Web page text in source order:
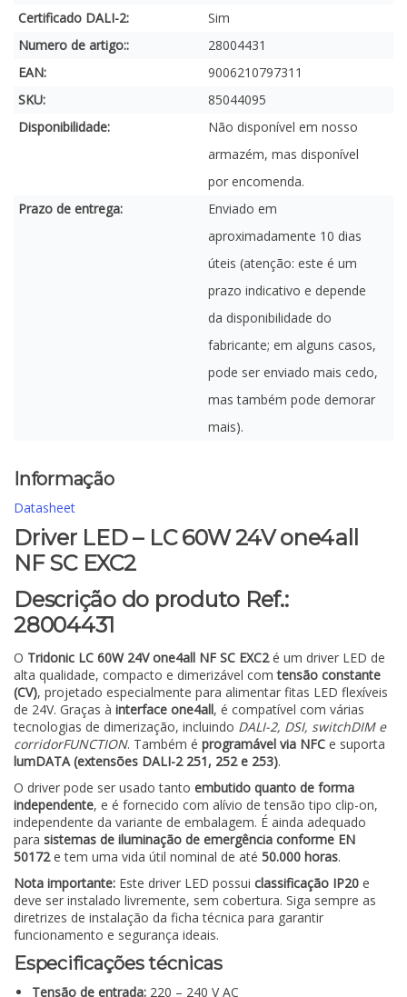
Certificado DALI-2:
Sim
Numero de artigo::
28004431
EAN:
9006210797311
SKU:
85044095
Disponibilidade:
Não disponível em nosso
armazém, mas disponível
por encomenda.
Prazo de entrega:
Enviado em
aproximadamente 10 dias
úteis (atenção: este é um
prazo indicativo e depende
da disponibilidade do
fabricante; em alguns casos,
pode ser enviado mais cedo,
mas também pode demorar
mais).
Informação
Datasheet
Driver LED – LC 60W 24V one4all
NF SC EXC2
Descrição do produto Ref.:
28004431
O Tridonic LC 60W 24V one4all NF SC EXC2é um driver LED de
alta qualidade, compacto e dimerizável comtensão constante
(CV), projetado especialmente para alimentar fitas LED flexíveis
de 24V. Graças à interface one4all, é compatível com várias
tecnologias de dimerização, incluindo DALI-2, DSI, switchDIM e
corridorFUNCTION. Também é programável via NFC e suporta
lumDATA (extensões DALI-2 251, 252 e 253).
O driver pode ser usado tanto embutido quanto de forma
independente, e é fornecido com alívio de tensão tipo clip-on,
independente da variante de embalagem. É ainda adequado
para sistemas de iluminação de emergência conforme EN
50172e tem uma vida útil nominal de até 50.000 horas.
Nota importante: Este driver LED possui classificação IP20 e
deve ser instalado livremente, sem cobertura. Siga sempre as
diretrizes de instalação da ficha técnica para garantir
funcionamento e segurança ideais.
Especificações técnicas
Tensão de entrada: 220 – 240 V AC